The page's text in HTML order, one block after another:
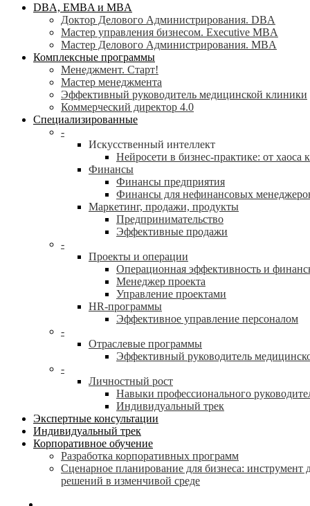
search
Menu
DBA, EMBA и MBA
Доктор Делового Администрирования. DBA
Мастер управления бизнесом. Executive MBA
Мастер Делового Администрирования. MBA
Комплексные программы
Менеджмент. Старт!
Мастер менеджмента
Эффективный руководитель медицинской клиники
Коммерческий директор 4.0
Специализированные
-
Искусственный интеллект
Нейросети в бизнес-практике: от хаоса
Финансы
Финансы предприятия
Финансы для нефинансовых
Маркетинг, продажи, продукты
Предпринимательство
Эффективные продажи
-
Проекты и операции
Операционная эффективность и
Менеджер проекта
Управление проектами
HR-программы
Эффективное управление персоналом
-
Отраслевые программы
Эффективный руководитель
-
Личностный рост
Навыки профессионального
Индивидуальный трек
Экспертные консультации
Индивидуальный трек
Корпоративное обучение
Разработка корпоративных программ
Сценарное планирование для бизнеса: инструмент
решений в изменчивой среде